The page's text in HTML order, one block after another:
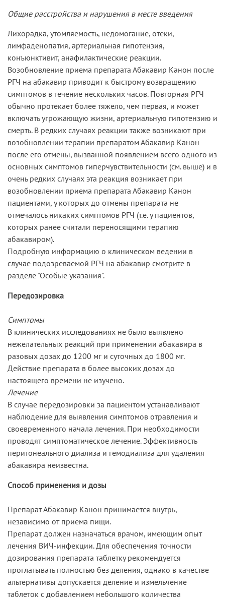
Общие расстройства и нарушения в месте введения
Лихорадка, утомляемость, недомогание, отеки,
лимфаденопатия, артериальная гипотензия,
конъюнктивит, анафилактические реакции.
Возобновление приема препарата Абакавир Канон после
РГЧ на абакавир приводит к быстрому возвращению
симптомов в течение нескольких часов. Повторная РГЧ
обычно протекает более тяжело, чем первая, и может
включать угрожающую жизни, артериальную гипотензию и
смерть. В редких случаях реакции также возникают при
возобновлении терапии препаратом Абакавир Канон
после его отмены, вызванной появлением всего одного из
основных симптомов гиперчувствительности (см. выше) и в
очень редких случаях эта реакция возникает при
возобновлении приема препарата Абакавир Канон
пациентами, у которых до отмены препарата не
отмечалось никаких симптомов РГЧ (т.е. у пациентов,
которых ранее считали переносящими терапию
абакавиром).
Подробную информацию о клиническом ведении в
случае подозреваемой РГЧ на абакавир смотрите в
разделе "Особые указания".
Передозировка
Симптомы
В клинических исследованиях не было выявлено
нежелательных реакций при применении абакавира в
разовых дозах до 1200 мг и суточных до 1800 мг.
Действие препарата в более высоких дозах до
настоящего времени не изучено.
Лечение
В случае передозировки за пациентом устанавливают
наблюдение для выявления симптомов отравления и
своевременного начала лечения. При необходимости
проводят симптоматическое лечение. Эффективность
перитонеального диализа и гемодиализа для удаления
абакавира неизвестна.
Способ применения и дозы
Препарат Абакавир Канон принимается внутрь,
независимо от приема пищи.
Препарат должен назначаться врачом, имеющим опыт
лечения ВИЧ-инфекции. Для обеспечения точности
дозирования препарата таблетку рекомендуется
проглатывать полностью без деления, однако в качестве
альтернативы допускается деление и измельчение
таблеток с добавлением небольшого количества